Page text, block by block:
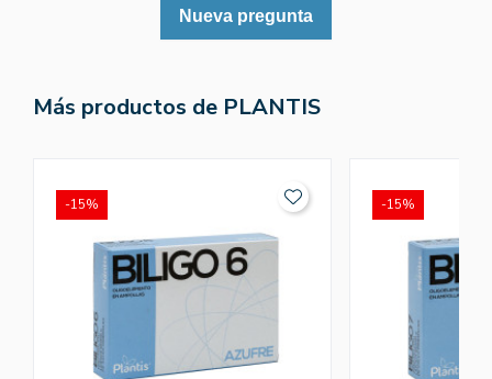
Nueva pregunta
Más productos de PLANTIS
-15% -15%